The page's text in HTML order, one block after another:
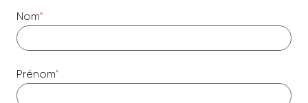
Nom*
Prénom*